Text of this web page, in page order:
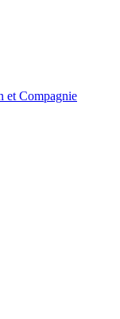
et Compagnie